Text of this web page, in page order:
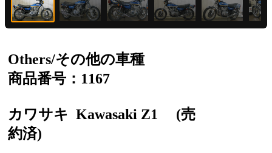
Others/その他の車種
商品番号：1167
カワサキ Kawasaki Z1
(売
約済)